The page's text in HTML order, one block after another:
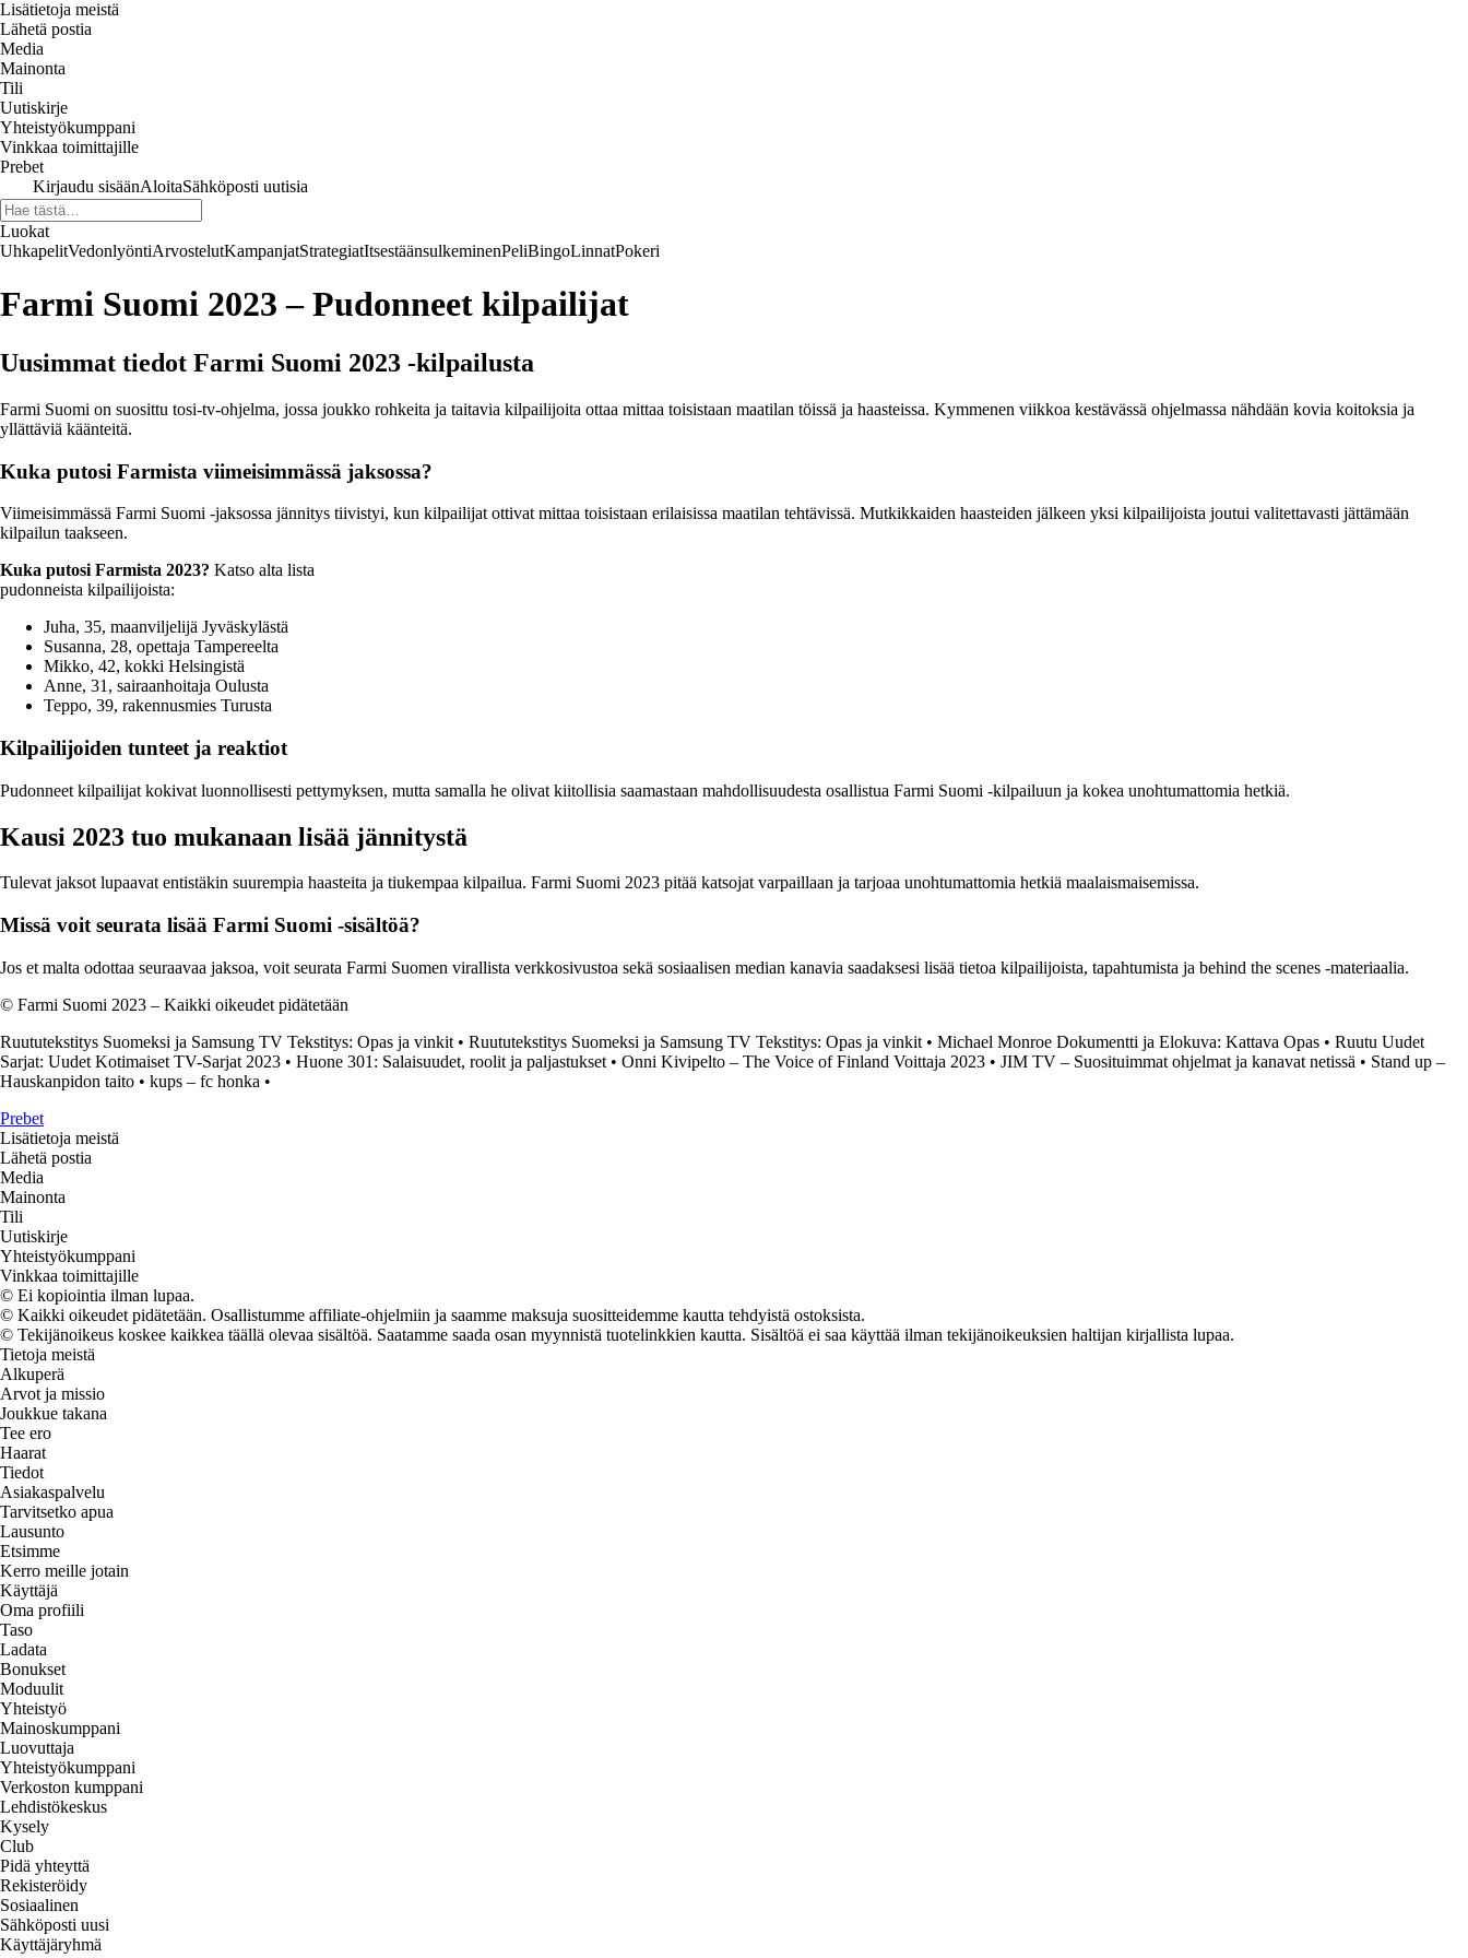
Lisätietoja meistä
Lähetä postia
Media
Mainonta
Tili
Uutiskirje
Yhteistyökumppani
Vinkkaa toimittajille
Prebet
Kirjaudu sisäänAloitaSähköposti uutisia
Luokat
UhkapelitVedonlyöntiArvostelutKampanjatStrategiatItsestäänsulkeminenPeliBingoLinnatPokeri
Farmi Suomi 2023 – Pudonneet kilpailijat
Uusimmat tiedot Farmi Suomi 2023 -kilpailusta
Farmi Suomi on suosittu tosi-tv-ohjelma, jossa joukko rohkeita ja taitavia kilpailijoita ottaa mittaa toisistaan maatilan töissä ja haasteissa. Kymmenen viikkoa kestävässä ohjelmassa nähdään kovia koitoksia ja
yllättäviä käänteitä.
Kuka putosi Farmista viimeisimmässä jaksossa?
Viimeisimmässä Farmi Suomi -jaksossa jännitys tiivistyi, kun kilpailijat ottivat mittaa toisistaan erilaisissa maatilan tehtävissä. Mutkikkaiden haasteiden jälkeen yksi kilpailijoista joutui valitettavasti jättämään
kilpailun taakseen.
Kuka putosi Farmista 2023? Katso alta lista
pudonneista kilpailijoista:
Juha, 35, maanviljelijä Jyväskylästä
Susanna, 28, opettaja Tampereelta
Mikko, 42, kokki Helsingistä
Anne, 31, sairaanhoitaja Oulusta
Teppo, 39, rakennusmies Turusta
Kilpailijoiden tunteet ja reaktiot
Pudonneet kilpailijat kokivat luonnollisesti pettymyksen, mutta samalla he olivat kiitollisia saamastaan mahdollisuudesta osallistua Farmi Suomi -kilpailuun ja kokea unohtumattomia hetkiä.
Kausi 2023 tuo mukanaan lisää jännitystä
Tulevat jaksot lupaavat entistäkin suurempia haasteita ja tiukempaa kilpailua. Farmi Suomi 2023 pitää katsojat varpaillaan ja tarjoaa unohtumattomia hetkiä maalaismaisemissa.
Missä voit seurata lisää Farmi Suomi -sisältöä?
Jos et malta odottaa seuraavaa jaksoa, voit seurata Farmi Suomen virallista verkkosivustoa sekä sosiaalisen median kanavia saadaksesi lisää tietoa kilpailijoista, tapahtumista ja behind the scenes -materiaalia.
© Farmi Suomi 2023 – Kaikki oikeudet pidätetään
Ruututekstitys Suomeksi ja Samsung TV Tekstitys: Opas ja vinkit • Ruututekstitys Suomeksi ja Samsung TV Tekstitys: Opas ja vinkit • Michael Monroe Dokumentti ja Elokuva: Kattava Opas • Ruutu Uudet
Sarjat: Uudet Kotimaiset TV-Sarjat 2023 • Huone 301: Salaisuudet, roolit ja paljastukset • Onni Kivipelto – The Voice of Finland Voittaja 2023 • JIM TV – Suosituimmat ohjelmat ja kanavat netissä • Stand up –
Hauskanpidon taito • kups – fc honka •
Prebet
Lisätietoja meistä
Lähetä postia
Media
Mainonta
Tili
Uutiskirje
Yhteistyökumppani
Vinkkaa toimittajille
© Ei kopiointia ilman lupaa.
© Kaikki oikeudet pidätetään. Osallistumme affiliate-ohjelmiin ja saamme maksuja suositteidemme kautta tehdyistä ostoksista.
© Tekijänoikeus koskee kaikkea täällä olevaa sisältöä. Saatamme saada osan myynnistä tuotelinkkien kautta. Sisältöä ei saa käyttää ilman tekijänoikeuksien haltijan kirjallista lupaa.
Tietoja meistä
Alkuperä
Arvot ja missio
Joukkue takana
Tee ero
Haarat
Tiedot
Asiakaspalvelu
Tarvitsetko apua
Lausunto
Etsimme
Kerro meille jotain
Käyttäjä
Oma profiili
Taso
Ladata
Bonukset
Moduulit
Yhteistyö
Mainoskumppani
Luovuttaja
Yhteistyökumppani
Verkoston kumppani
Lehdistökeskus
Kysely
Club
Pidä yhteyttä
Rekisteröidy
Sosiaalinen
Sähköposti uusi
Käyttäjäryhmä